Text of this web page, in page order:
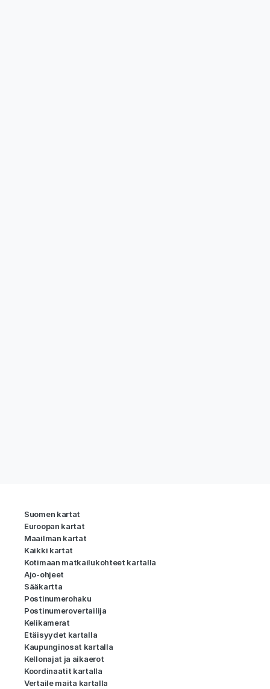
Suomen kartat
Euroopan kartat
Maailman kartat
Kaikki kartat
Kotimaan matkailukohteet kartalla
Ajo-ohjeet
Sääkartta
Postinumerohaku
Postinumerovertailija
Kelikamerat
Etäisyydet kartalla
Kaupunginosat kartalla
Kellonajat ja aikaerot
Koordinaatit kartalla
Vertaile maita kartalla